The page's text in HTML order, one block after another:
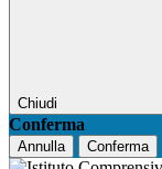
Chiudi
Conferma
Annulla Conferma